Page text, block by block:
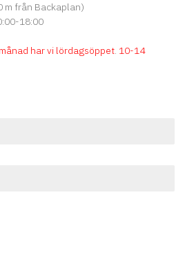
m från Backaplan)
18:00
har vi lördagsöppet. 10-14